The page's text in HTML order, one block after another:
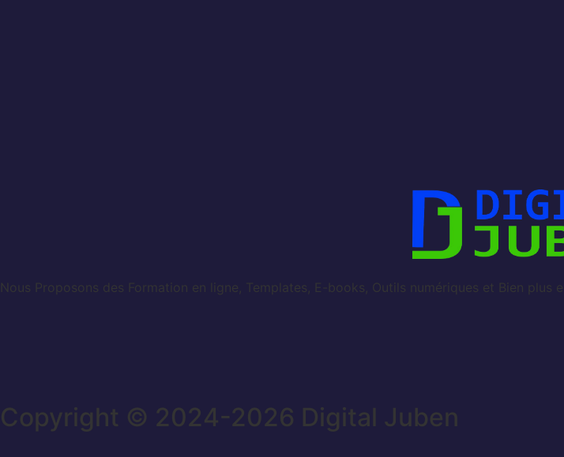
Nous Proposons des Formation en ligne, Templates, E-books, Outils numériques et Bien
Copyright © 2024-2026 Digital Juben